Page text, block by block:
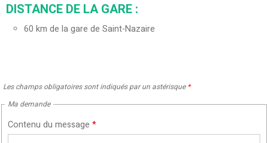
DISTANCE DE LA GARE :
60 km de la gare de Saint-Nazaire
Les champs obligatoires sont indiqués par un astérisque *
Ma demande
Contenu du message *